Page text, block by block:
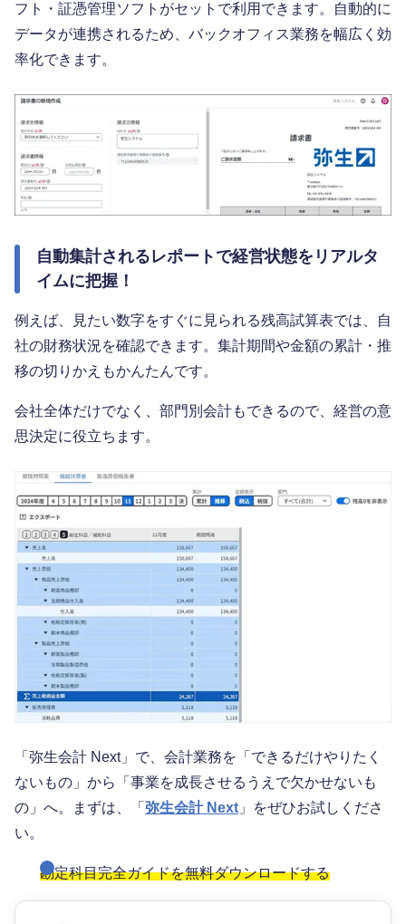
フト・証憑管理ソフトがセットで利用できます。自動的に
データが連携されるため、バックオフィス業務を幅広く効
率化できます。
自動集計されるレポートで経営状態をリアルタ
イムに把握！
例えば、見たい数字をすぐに見られる残高試算表では、自
社の財務状況を確認できます。集計期間や金額の累計・推
移の切りかえもかんたんです。
会社全体だけでなく、部門別会計もできるので、経営の意
思決定に役立ちます。
「弥生会計 Next」で、会計業務を「できるだけやりたく
ないもの」から「事業を成長させるうえで欠かせないも
の」へ。まずは、「 弥生会計 Next 」をぜひお試しくださ
い。
勘定科目完全ガイドを無料ダウンロードする